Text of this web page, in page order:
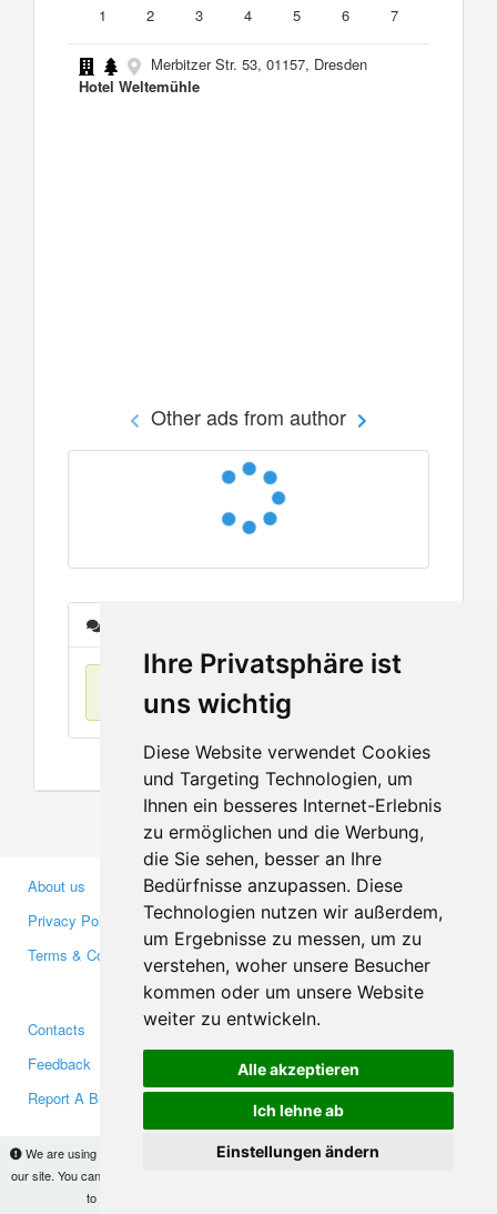
Ihre Privatsphäre ist
uns wichtig
Diese Website verwendet Cookies
und Targeting Technologien, um
Ihnen ein besseres Internet-Erlebnis
zu ermöglichen und die Werbung,
die Sie sehen, besser an Ihre
Bedürfnisse anzupassen. Diese
Technologien nutzen wir außerdem,
um Ergebnisse zu messen, um zu
verstehen, woher unsere Besucher
kommen oder um unsere Website
weiter zu entwickeln.
Alle akzeptieren
Ich lehne ab
Einstellungen ändern
We are using cookies to provide statistics that help us give you the best experience of
our site. You can find out more
to use the site without changes, you are agreeing to it.
1
2 3 4 5 6 7
Merbitzer Str. 53, 01157, Dresden
Hotel Weltemühle
Other ads from author
No items found
About us
Privacy Policy
Terms & Conditions
Business Partners
Investors
Media
Contacts
Feedback
Report A Bug
Facebook
Twitter
YouTube
Google+